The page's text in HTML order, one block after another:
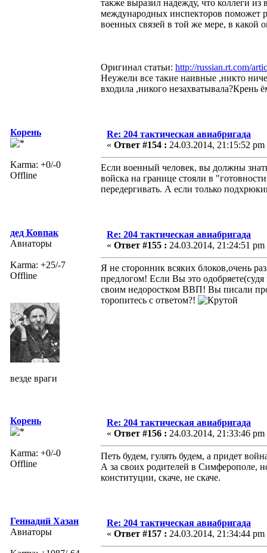
также выразил надежду, что коллеги
международных инспекторов поможет
военных связей в той же мере, в какой
Оригинал статьи: http://russian.rt.com/
Неужели все такие наивные ,никто
входила ,никого незахватывала?Крень
Корень
Karma: +0/-0
Offline
Re: 204 тактическая авиабригада
« Ответ #154 : 24.03.2014, 21:15:52 pm
Если военный человек, вы должны
войска на границе стояли в
передергивать. А если только
дед Ковпак
Авиаторы
Karma: +25/-7
Offline
везде враги
Re: 204 тактическая авиабригада
« Ответ #155 : 24.03.2014, 21:24:51 pm
Я не сторонник всяких блоков,очень
предлогом! Если Вы это
своим недоростком ВВП! Вы писали
торопитесь с ответом?!
Корень
Karma: +0/-0
Offline
Re: 204 тактическая авиабригада
« Ответ #156 : 24.03.2014, 21:33:46 pm
Петь будем, гулять будем, а придет
А за своих родителей в Симферополе,
конституции, скаче, не скаче.
Геннадий Хазан
Авиаторы
Re: 204 тактическая авиабригада
« Ответ #157 : 24.03.2014, 21:34:44 pm